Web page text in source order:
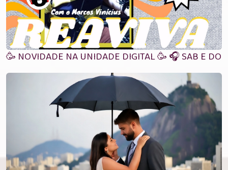
🥳 NOVIDADE NA UNIDADE DIGITAL 🥳 🎧 SAB E